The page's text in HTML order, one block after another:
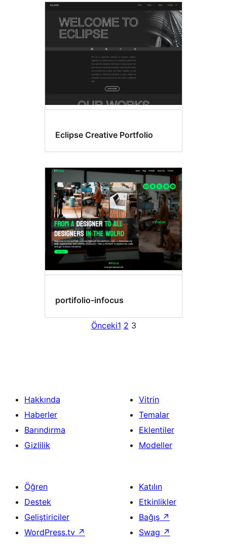
Eclipse Creative Portfolio
portifolio-infocus
Önceki1 2 3
Hakkında
Haberler
Barındırma
Gizlilik
Vitrin
Temalar
Eklentiler
Modeller
Öğren
Destek
Geliştiriciler
WordPress.tv ↗
Katılın
Etkinlikler
Bağış ↗
Swag ↗